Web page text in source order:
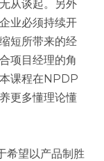
从谈起。另外
业必须持续开
短所带来的经
项目经理的角
课程在NPDP
更多懂理论懂
希望以产品制胜